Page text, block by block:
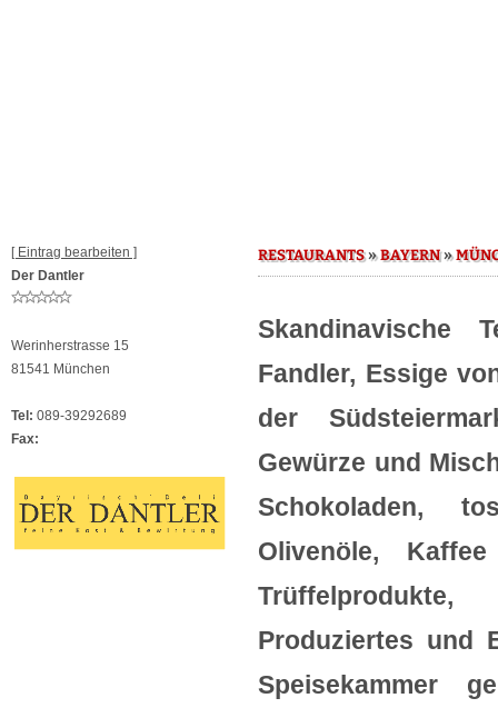
[ Eintrag bearbeiten ]
Der Dantler
Werinherstrasse 15
81541 München
Tel: 089-39292689
Fax:
RESTAURANTS»BAYERN»
Skandinavische
Fandler, Essige
der
Gewürze und
Schokoladen,
Olivenöle,
Produziertes und
Speisekammer